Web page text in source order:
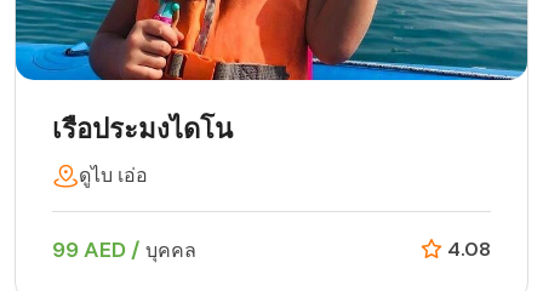
เรือประมงไดโน
ดูไบ เอ่อ
99 AED / บุคคล 4.08